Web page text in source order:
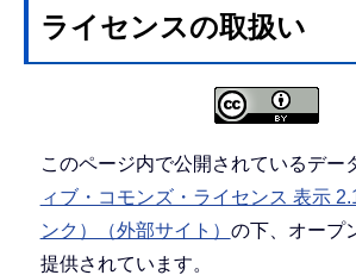
ライセンスの取扱い
このページ内で公開されているデー
ィブ・コモンズ・ライセンス 表示
ンク）（外部サイト） の下、オープ
提供されています。